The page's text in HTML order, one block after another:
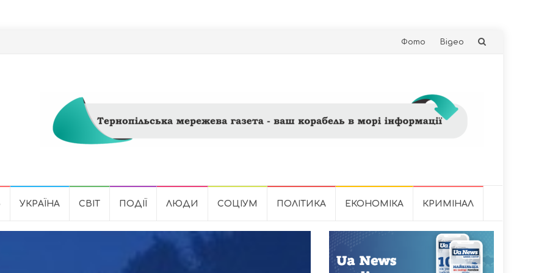
Skip
Фото Відео
УКРАЇНА СВІТ ПОДІЇ ЛЮДИ СОЦІУМ ПОЛІТИКА ЕКОНОМІКА КРИМІНАЛ